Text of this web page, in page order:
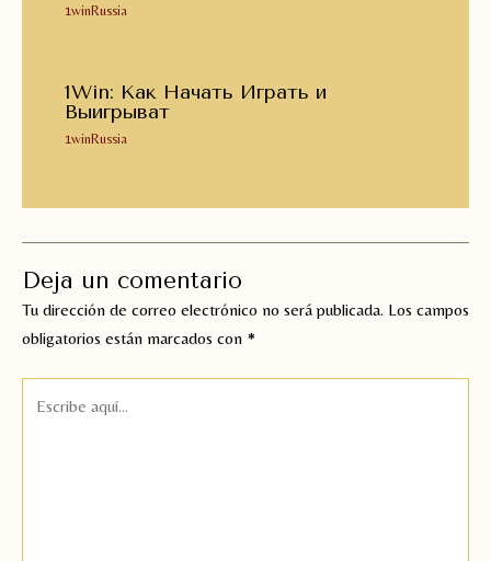
1winRussia
1Win: Как Начать Играть и
Выигрыват
1winRussia
Deja un comentario
Tu dirección de correo electrónico no será publicada. Los campos
obligatorios están marcados con *